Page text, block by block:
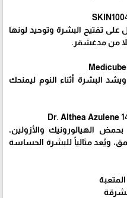
تفتيح البشرة وتوحيد لونها
من مدغشقر.
البشرة أثناء النوم ليمنحك
الهيالورونيك والأزولين،
ويُعد مثالياً للبشرة الحساسة